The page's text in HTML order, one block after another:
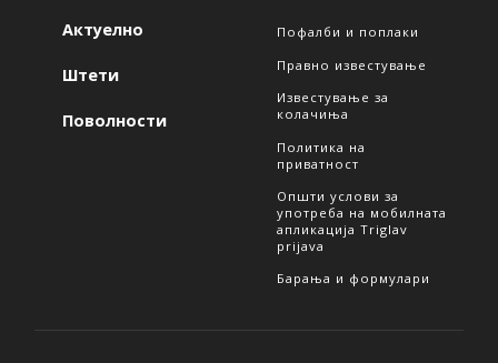
Актуелно
Штети
Поволности
Пофалби и поплаки
Правно известување
Известување за
колачиња
Политика на
приватност
Општи услови за
употреба на мобилната
апликација Triglav
prijava
Барања и формулари